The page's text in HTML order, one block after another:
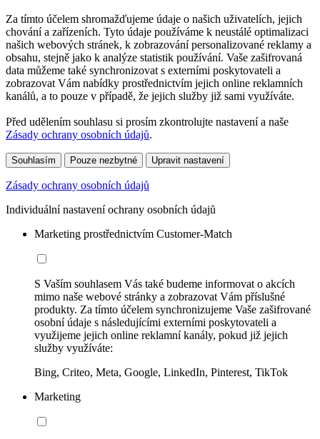
Za tímto účelem shromažďujeme údaje o našich uživatelích, jejich
chování a zařízeních. Tyto údaje používáme k neustálé optimalizaci
našich webových stránek, k zobrazování personalizované reklamy a
obsahu, stejně jako k analýze statistik používání. Vaše zašifrovaná
data můžeme také synchronizovat s externími poskytovateli a
zobrazovat Vám nabídky prostřednictvím jejich online reklamních
kanálů, a to pouze v případě, že jejich služby již sami využíváte.
Před udělením souhlasu si prosím zkontrolujte nastavení a naše
Zásady ochrany osobních údajů.
Souhlasím Pouze nezbytné Upravit nastavení
Zásady ochrany osobních údajů
Individuální nastavení ochrany osobních údajů
Marketing prostřednictvím Customer-Match
S Vaším souhlasem Vás také budeme informovat o akcích
mimo naše webové stránky a zobrazovat Vám příslušné
produkty. Za tímto účelem synchronizujeme Vaše zašifrované
osobní údaje s následujícími externími poskytovateli a
využijeme jejich online reklamní kanály, pokud již jejich
služby využíváte:
Bing, Criteo, Meta, Google, LinkedIn, Pinterest, TikTok
Marketing